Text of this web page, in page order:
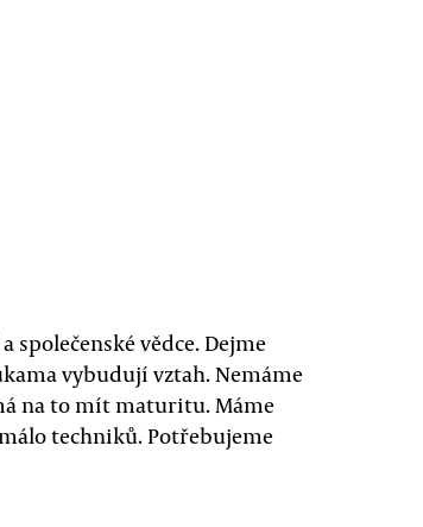
vědce. Dejme
vybudují vztah. Nemáme
na to mít maturitu. Máme
techniků. Potřebujeme